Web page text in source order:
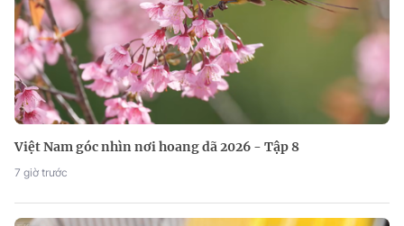
Việt Nam góc nhìn nơi hoang dã 2026 - Tập 8
7 giờ trước